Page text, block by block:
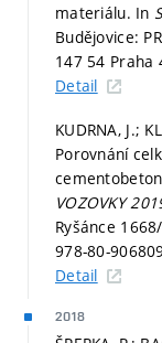
materiálu. In
Budějovice:
147 54 Praha
Detail
KUDRNA, J.;
Porovnání
VOZOVKY
Ryšánce
978-80-
Detail
2018